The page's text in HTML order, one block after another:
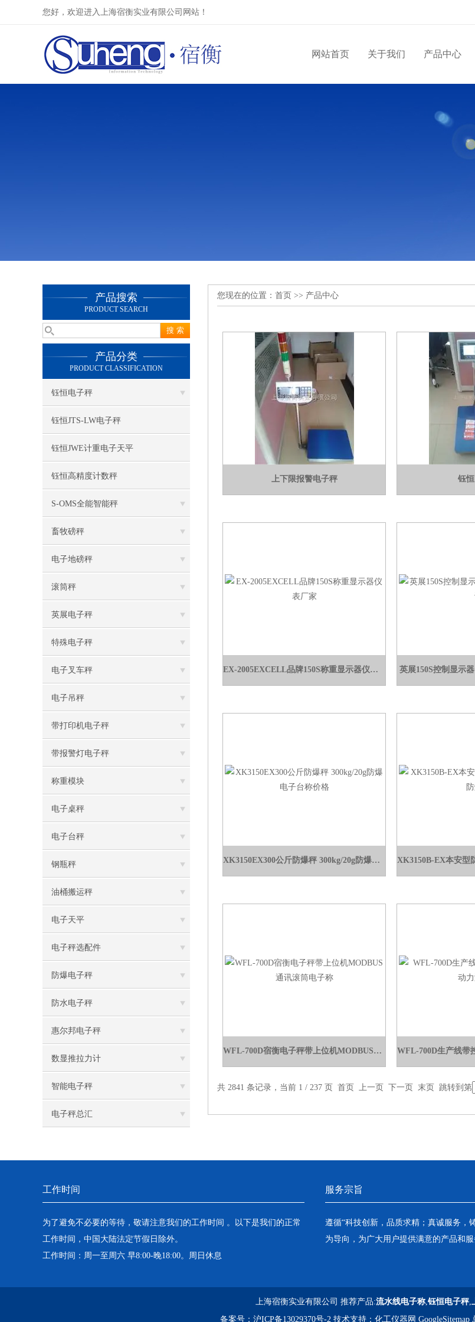
您好，欢迎进入上海宿衡实业有限公司网站！
网站首页 关于我们 产品中心
产品搜索
PRODUCT SEARCH
产品分类
PRODUCT CLASSIFICATION
钰恒电子秤
钰恒JTS-LW电子秤
钰恒JWE计重电子天平
钰恒高精度计数秤
S-OMS全能智能秤
畜牧磅秤
电子地磅秤
滚筒秤
英展电子秤
特殊电子秤
电子叉车秤
电子吊秤
带打印机电子秤
带报警灯电子秤
称重模块
电子桌秤
电子台秤
钢瓶秤
油桶搬运秤
电子天平
电子秤选配件
防爆电子秤
防水电子秤
惠尔邦电子秤
数显推拉力计
智能电子秤
电子秤总汇
您现在的位置： 首页 >> 产品中心
上下限报警电子秤 钰
EX-2005EXCELL品牌150S称重显示器仪表厂家 英展150S控制显示
XK3150EX300公斤防爆秤 300kg/20g防爆电子台称价格
WFL-700D宿衡电子秤带上位机MODBUS通讯滚筒电子称
共 2841 条记录，当前 1 / 237 页 首页 上一页 下一页 末页 跳转到第
工作时间
为了避免不必要的等待，敬请注意我们的工作时间 。以下是我们的正常
工作时间，中国大陆法定节假日除外。
工作时间：周一至周六 早8:00-晚18:00。周日休息
服务宗旨
遵循“科技创新，品质求精；真诚服务，
为导向，为广大用户提供满意的产品和服
上海宿衡实业有限公司 推荐产品:流水线电子称,钰恒电子秤,
备案号： 沪ICP备13029370号-2技术支持： 化工仪器网 GoogleSitemap